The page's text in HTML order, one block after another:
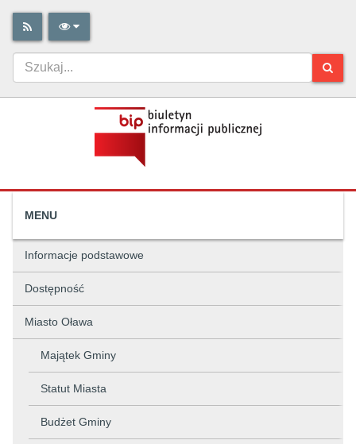
MENU
Informacje podstawowe
Dostępność
Miasto Oława
Majątek Gminy
Statut Miasta
Budżet Gminy